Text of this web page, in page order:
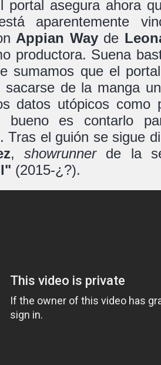
portal asegura ahora
aparentemente
Appian Wayde
productora. Suena
sumamos que el
sacarse de la manga
datos utópicos
bueno es contarlo
Tras el guión se sigue
,showrunnerde la
(2015-¿?).